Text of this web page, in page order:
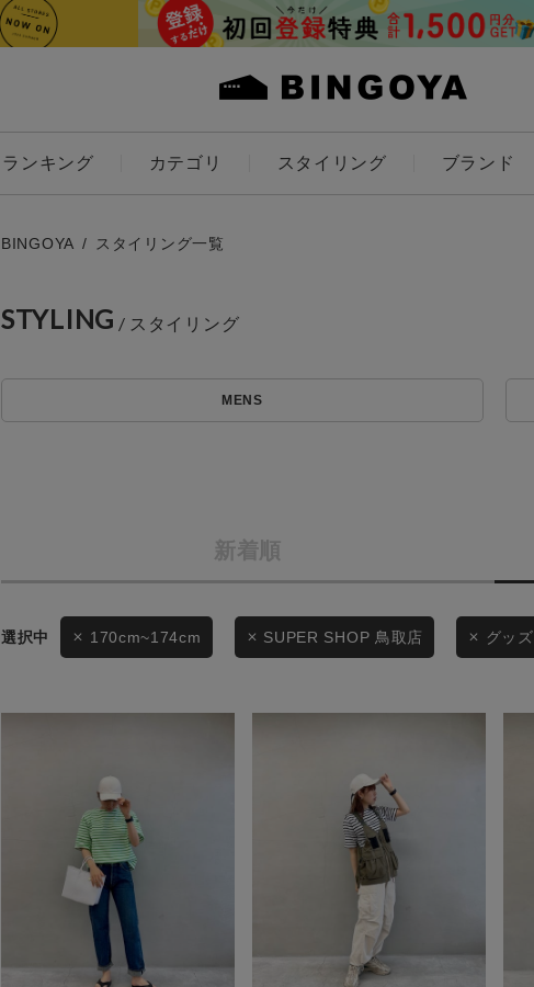
ランキング カテゴリ スタイリング ブランド
アイテムを探す
スタイリングから探す
WEB限定アイテムを探す
ご利用ガイド
ギフトラッピング
お問い合わせ
LADIES KIDS
価格
セール価格
在庫
この条件で絞り込む
BINGOYA スタイリング一覧
STYLING
MENS
新着順
170cm~174cm SUPER SHOP 鳥取店 グッズ